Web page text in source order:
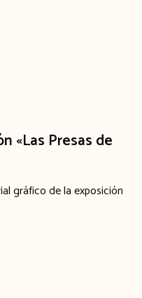
«Las Presas de
gráfico de la exposición